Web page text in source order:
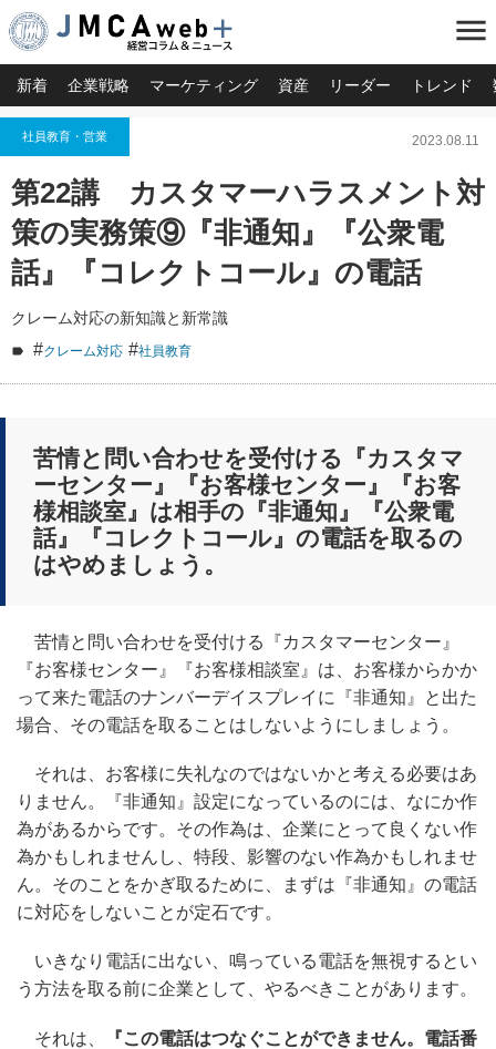
menu
新着 企業戦略 マーケティング 資産 リーダー トレンド
社員教育・営業 2023.08.11
第22講 カスタマーハラスメント対
策の実務策⑨『非通知』『公衆電
話』『コレクトコール』の電話
クレーム対応の新知識と新常識
#クレーム対応 #社員教育
苦情と問い合わせを受付ける『カスタマ
ーセンター』『お客様センター』『お客
様相談室』は相手の『非通知』『公衆電
話』『コレクトコール』の電話を取るの
はやめましょう。
苦情と問い合わせを受付ける『カスタマーセンター』
『お客様センター』『お客様相談室』は、お客様からかか
って来た電話のナンバーデイスプレイに『非通知』と出た
場合、その電話を取ることはしないようにしましょう。
それは、お客様に失礼なのではないかと考える必要はあ
りません。『非通知』設定になっているのには、なにか作
為があるからです。その作為は、企業にとって良くない作
為かもしれませんし、特段、影響のない作為かもしれませ
ん。そのことをかぎ取るために、まずは『非通知』の電話
に対応をしないことが定石です。
いきなり電話に出ない、鳴っている電話を無視するとい
う方法を取る前に企業として、やるべきことがあります。
それは、
『この電話はつなぐことができません。電話番